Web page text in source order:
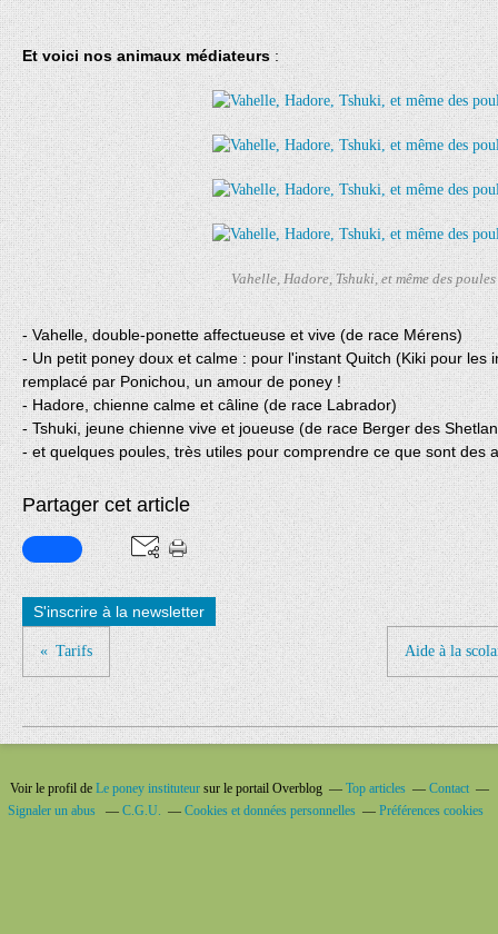
Et voici nos animaux médiateurs:
Vahelle, Hadore, Tshuki, et même des poules
- Vahelle, double-ponette affectueuse et vive (de race Mérens)
- Un petit poney doux et calme : pour l'instant Quitch (Kiki pour les
remplacé par Ponichou, un amour de poney !
- Hadore, chienne calme et câline (de race Labrador)
- Tshuki, jeune chienne vive et joueuse (de race Berger des
- et quelques poules, très utiles pour comprendre ce que sont des
Partager cet article
S'inscrire à la newsletter
Tarifs Aide à la
Voir le profil de Le poney instituteursur le portail Overblog Top articles
Contact
Signaler un abus
C.G.U. Cookies et données personnelles Préférences cookies